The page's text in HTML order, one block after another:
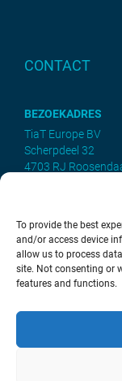
To provide the best
and/or access device
allow us to process
site. Not consenting or
features and functions.
CONTACT
BEZOEKADRES
TiaT Europe BV
Scherpdeel 32
4703 RJ
TiaT Europe BV
Scherpdeel 32
4703 RJ
Telefoon: +31